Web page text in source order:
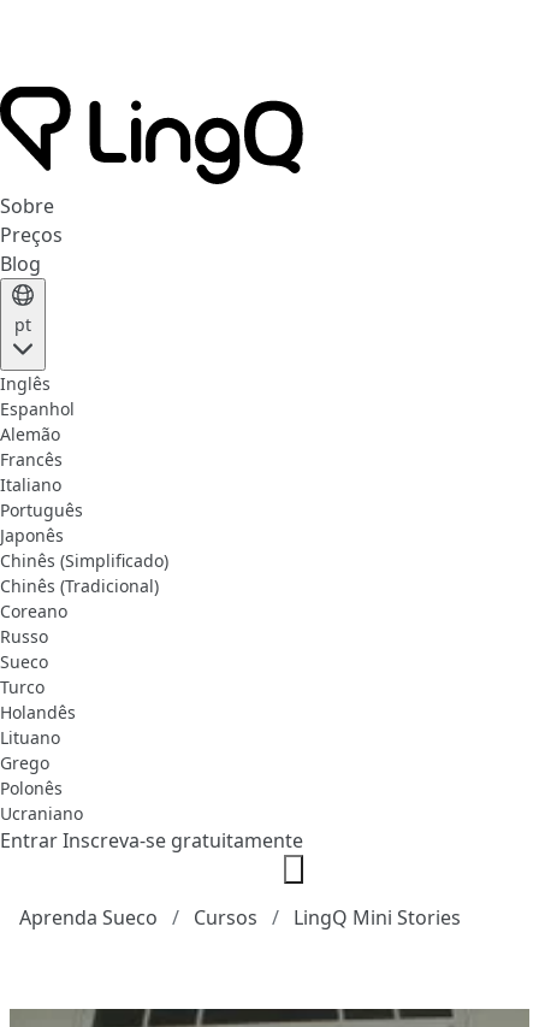
Sobre
Preços
Blog
pt
Inglês
Espanhol
Alemão
Francês
Italiano
Português
Japonês
Chinês (Simplificado)
Chinês (Tradicional)
Coreano
Russo
Sueco
Turco
Holandês
Lituano
Grego
Polonês
Ucraniano
EntrarInscreva-se gratuitamente
Aprenda Sueco Cursos LingQ Mini Stories